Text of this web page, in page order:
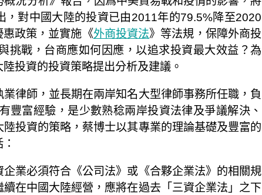
對中國大陸的投資已由2011年的79.5%降至2020
政策，並實施《外商投資法》等法規，保障外商投
挑戰，台商應如何因應，以追求投資最大效益？為
投資的投資策略提出分析及建議。
律師，並長期在兩岸知名大型律師事務所任職，負
豐富經驗，是少數熟稔兩岸投資法律及爭議解決、
投資的策略，蔡博士以其專業的理論基礎及豐富的
企業必須符合《公司法》或《合夥企業法》的相關規
在中國大陸經營，應將在過去「三資企業法」之下